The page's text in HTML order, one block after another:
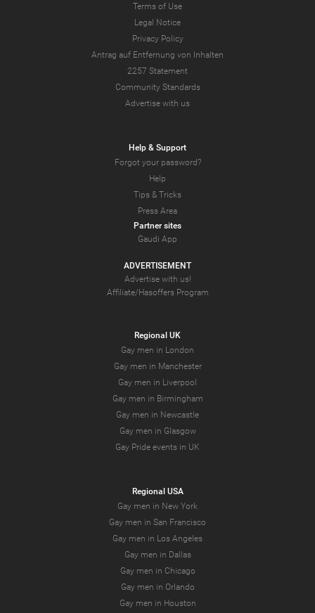
Terms of Use
Legal Notice
Privacy Policy
Antrag auf Entfernung von Inhalten
2257 Statement
Community Standards
Advertise with us
Help & Support
Forgot your password?
Help
Tips & Tricks
Press Area
Partner sites
Gaudi App
ADVERTISEMENT
Advertise with us!
Affiliate/Hasoffers Program
Regional UK
Gay men in London
Gay men in Manchester
Gay men in Liverpool
Gay men in Birmingham
Gay men in Newcastle
Gay men in Glasgow
Gay Pride events in UK
Regional USA
Gay men in New York
Gay men in San Francisco
Gay men in Los Angeles
Gay men in Dallas
Gay men in Chicago
Gay men in Orlando
Gay men in Houston